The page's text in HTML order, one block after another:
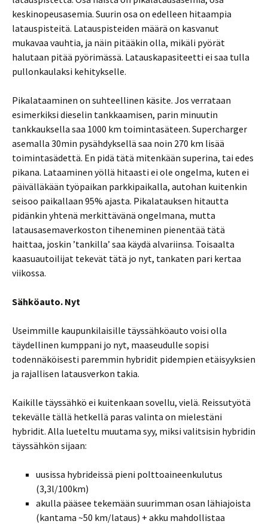
keskinopeusasemia. Suurin osa on edelleen hitaampia
latauspisteitä. Latauspisteiden määrä on kasvanut
mukavaa vauhtia, ja näin pitääkin olla, mikäli pyörät
halutaan pitää pyörimässä. Latauskapasiteetti ei saa tulla
pullonkaulaksi kehitykselle.
Pikalataaminen on suhteellinen käsite. Jos verrataan
esimerkiksi dieselin tankkaamisen, parin minuutin
tankkauksella saa 1000 km toimintasäteen. Supercharger
asemalla 30min pysähdyksellä saa noin 270 km lisää
toimintasädettä. En pidä tätä mitenkään superina, tai edes
pikana. Lataaminen yöllä hitaasti ei ole ongelma, kuten ei
päivälläkään työpaikan parkkipaikalla, autohan kuitenkin
seisoo paikallaan 95% ajasta. Pikalatauksen hitautta
pidänkin yhtenä merkittävänä ongelmana, mutta
latausasemaverkoston tiheneminen pienentää tätä
haittaa, joskin ’tankilla’ saa käydä alvariinsa. Toisaalta
kaasuautoilijat tekevät tätä jo nyt, tankaten pari kertaa
viikossa.
Sähköauto. Nyt
Useimmille kaupunkilaisille täyssähköauto voisi olla
täydellinen kumppani jo nyt, maaseudulle sopisi
todennäköisesti paremmin hybridit pidempien etäisyyksien
ja rajallisen latausverkon takia.
Kaikille täyssähkö ei kuitenkaan sovellu, vielä. Reissutyötä
tekevälle tällä hetkellä paras valinta on mielestäni
hybridit. Alla lueteltu muutama syy, miksi valitsisin hybridin
täyssähkön sijaan:
uusissa hybrideissä pieni polttoaineenkulutus
(3,3l/100km)
akulla pääsee tekemään suurimman osan lähiajoista
(kantama ~50 km/lataus) + akku mahdollistaa